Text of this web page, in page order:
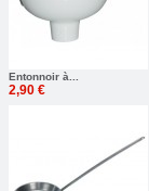
Entonnoir à...
2,90 €